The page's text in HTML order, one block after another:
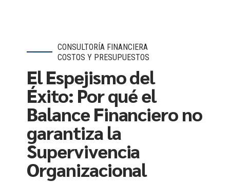
CONSULTORÍA FINANCIERA
COSTOS Y PRESUPUESTOS
El Espejismo del
Éxito: Por qué el
Balance Financiero no
garantiza la
Supervivencia
Organizacional